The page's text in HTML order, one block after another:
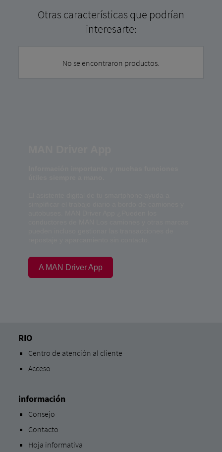
Otras características que podrían
interesarte:
No se encontraron productos.
A MAN Driver App
RIO
Centro de atención al cliente
Acceso
información
Consejo
Contacto
Hoja informativa